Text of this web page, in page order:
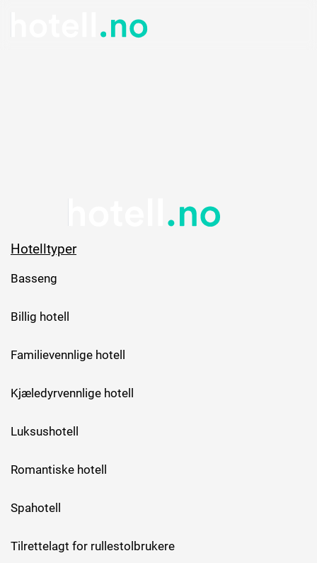
Hotelltyper
Basseng
Billig hotell
Familievennlige hotell
Kjæledyrvennlige hotell
Luksushotell
Romantiske hotell
Spahotell
Tilrettelagt for rullestolbrukere